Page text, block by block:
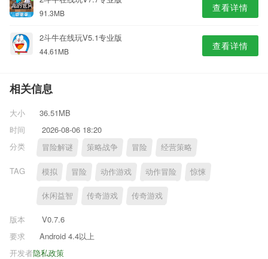
91.3MB 查看详情
2斗牛在线玩V5.1专业版
44.61MB 查看详情
相关信息
大小
36.51MB
时间
2026-08-06 18:20
分类
冒险解谜 策略战争 冒险 经营策略
TAG 模拟 冒险 动作游戏 动作冒险 惊悚
休闲益智 传奇游戏 传奇游戏
版本
V0.7.6
要求
Android 4.4以上
隐私政策
开发者